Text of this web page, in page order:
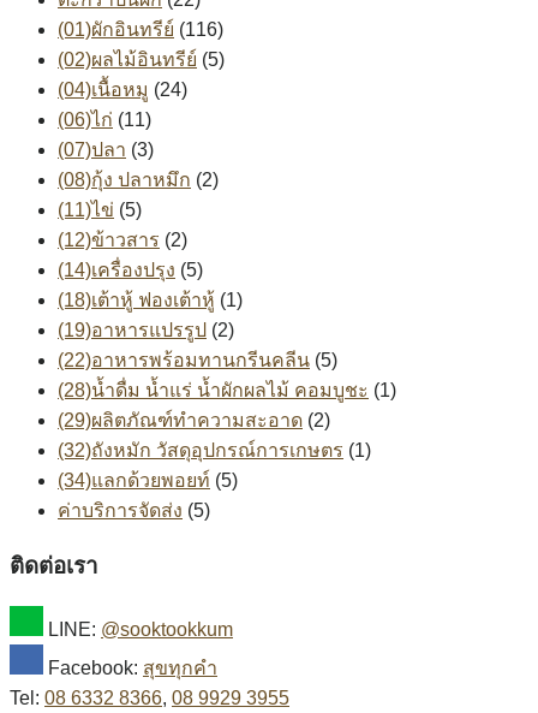
(01)ผักอินทรีย์ (116)
(02)ผลไม้อินทรีย์ (5)
(04)เนื้อหมู (24)
(06)ไก่ (11)
(07)ปลา (3)
(08)กุ้ง ปลาหมึก (2)
(11)ไข่ (5)
(12)ข้าวสาร (2)
(14)เครื่องปรุง (5)
(18)เต้าหู้ ฟองเต้าหู้ (1)
(19)อาหารแปรรูป (2)
(22)อาหารพร้อมทานกรีนคลีน (5)
(28)น้ำดื่ม น้ำแร่ น้ำผักผลไม้ คอมบูชะ (1)
(29)ผลิตภัณฑ์ทำความสะอาด (2)
(32)ถังหมัก วัสดุอุปกรณ์การเกษตร (1)
(34)แลกด้วยพอยท์ (5)
ค่าบริการจัดส่ง (5)
ติดต่อเรา
LINE: @sooktookkum
Facebook: สุขทุกคำ
Tel: 08 6332 8366, 08 9929 3955